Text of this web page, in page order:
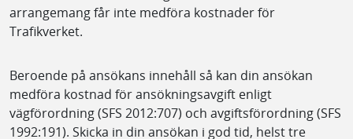
arrangemang får inte medföra kostnader för
Trafikverket.
Beroende på ansökans innehåll så kan din ansökan
medföra kostnad för ansökningsavgift enligt
vägförordning (SFS 2012:707) och avgiftsförordning (SFS
1992:191). Skicka in din ansökan i god tid, helst tre